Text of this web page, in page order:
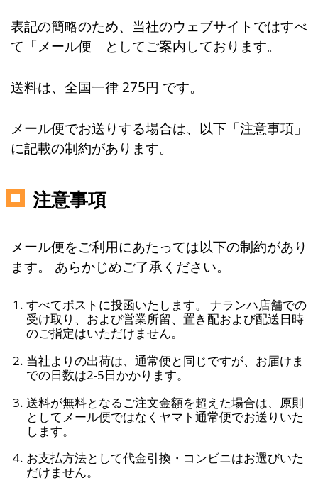
表記の簡略のため、当社のウェブサイトではすべ
て「メール便」としてご案内しております。
送料は、全国一律 275円 です。
メール便でお送りする場合は、以下「注意事項」
に記載の制約があります。
注意事項
メール便をご利用にあたっては以下の制約があり
ます。 あらかじめご了承ください。
すべてポストに投函いたします。 ナランハ店舗での
受け取り、および営業所留、置き配および配送日時
のご指定はいただけません。
当社よりの出荷は、通常便と同じですが、お届けま
での日数は2-5日かかります。
送料が無料となるご注文金額を超えた場合は、原則
としてメール便ではなくヤマト通常便でお送りいた
します。
お支払方法として代金引換・コンビニはお選びいた
だけません。